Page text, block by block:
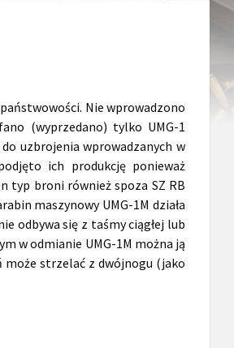
Nie wprowadzono
(wyprzedano) tylko UMG-1
uzbrojenia wprowadzanych w
ich produkcję ponieważ
typ broni również spoza SZ RB
maszynowy UMG-1M działa
odbywa się z taśmy ciągłej lub
w odmianie UMG-1M można ją
może strzelać z dwójnogu (jako